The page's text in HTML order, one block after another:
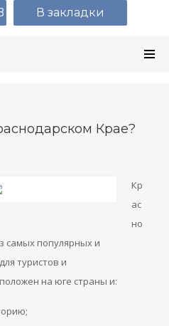
Крае?
Кр
ас
но
самых популярных и
туристов и
на юге страны и:
В закладки